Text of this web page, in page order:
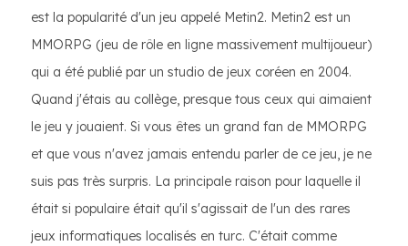
est la popularité d'un jeu appelé Metin2. Metin2 est un
MMORPG (jeu de rôle en ligne massivement multijoueur)
qui a été publié par un studio de jeux coréen en 2004.
Quand j'étais au collège, presque tous ceux qui aimaient
le jeu y jouaient. Si vous êtes un grand fan de MMORPG
et que vous n'avez jamais entendu parler de ce jeu, je ne
suis pas très surpris. La principale raison pour laquelle il
était si populaire était qu'il s'agissait de l'un des rares
jeux informatiques localisés en turc. C'était comme